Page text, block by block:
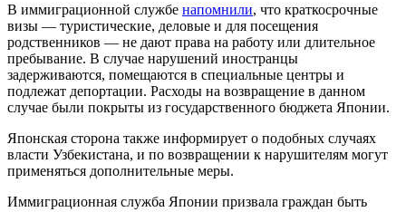
В иммиграционной службе напомнили, что краткосрочные
визы — туристические, деловые и для посещения
родственников — не дают права на работу или длительное
пребывание. В случае нарушений иностранцы
задерживаются, помещаются в специальные центры и
подлежат депортации. Расходы на возвращение в данном
случае были покрыты из государственного бюджета Японии.
Японская сторона также информирует о подобных случаях
власти Узбекистана, и по возвращении к нарушителям могут
применяться дополнительные меры.
Иммиграционная служба Японии призвала граждан быть